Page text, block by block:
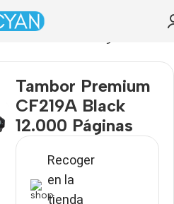
Black 12.000 Páginas
Tambor Premium
CF219A Black
12.000 Páginas
Recoger
en la
tienda